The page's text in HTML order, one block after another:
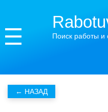
Поиск работы и